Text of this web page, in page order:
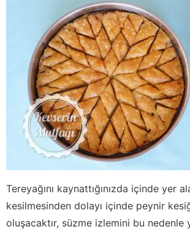
Tereyağını kaynattığınızda içinde yer
kesilmesinden dolayı içinde peynir
oluşacaktır, süzme izlemini bu nedenle